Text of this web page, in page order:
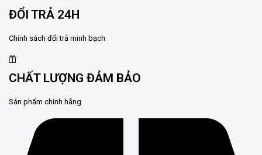
ĐỔI TRẢ 24H
Chính sách đổi trả minh bạch
CHẤT LƯỢNG ĐẢM BẢO
Sản phẩm chính hãng